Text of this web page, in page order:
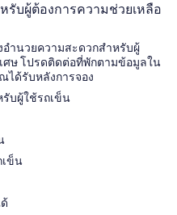
รับผู้ต้องการความช่วยเหลือ
ำนวยความสะดวกสำหรับผู้
ศษ โปรดติดต่อที่พักตามข้อมูลใน
ได้รับหลังการจอง
รับผู้ใช้รถเข็น
ข็น